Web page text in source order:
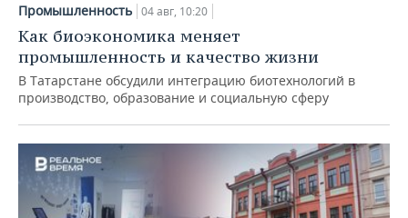
Промышленность 04 авг, 10:20
Как биоэкономика меняет
промышленность и качество жизни
В Татарстане обсудили интеграцию биотехнологий в
производство, образование и социальную сферу